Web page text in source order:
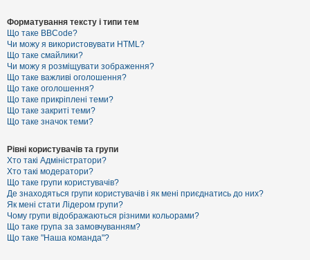
П
о
ш
у
к
Д
о
п
о
г
а
Форматування тексту і типи тем
Що таке BBCode?
Чи можу я використовувати HTML?
Що таке смайлики?
Чи можу я розміщувати зображення?
Що таке важливі оголошення?
Що таке оголошення?
Що таке прикріплені теми?
Що таке закриті теми?
Що таке значок теми?
Рівні користувачів та групи
Хто такі Адміністратори?
Хто такі модератори?
Що таке групи користувачів?
Де знаходяться групи користувачів і як мені приєднатись до них?
Як мені стати Лідером групи?
Чому групи відображаються різними кольорами?
Що таке група за замовчуванням?
Що таке "Наша команда"?